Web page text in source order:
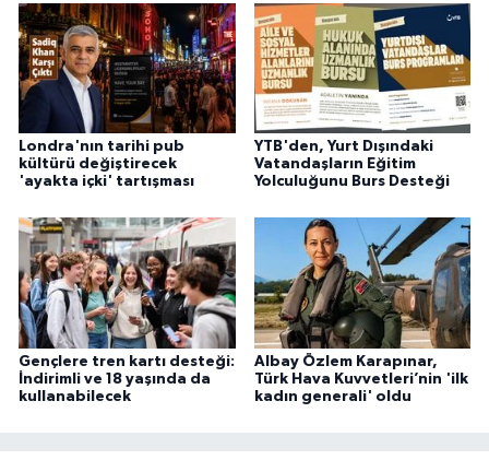
Londra'nın tarihi pub
kültürü değiştirecek
'ayakta içki' tartışması
YTB'den, Yurt Dışındaki
Vatandaşların Eğitim
Yolculuğunu Burs Desteği
Gençlere tren kartı desteği:
İndirimli ve 18 yaşında da
kullanabilecek
Albay Özlem Karapınar,
Türk Hava Kuvvetleri’nin 'ilk
kadın generali' oldu